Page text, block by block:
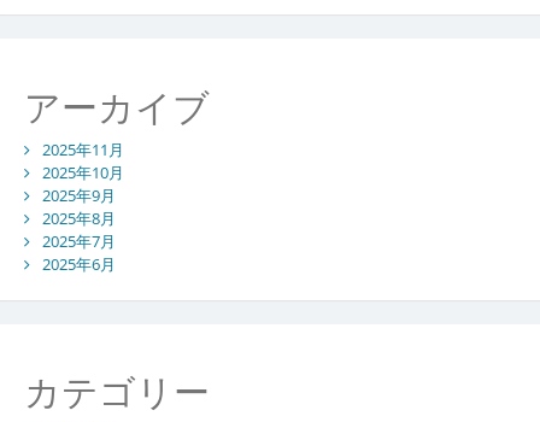
境
アーカイブ
2025年11月
2025年10月
2025年9月
2025年8月
2025年7月
2025年6月
カテゴリー